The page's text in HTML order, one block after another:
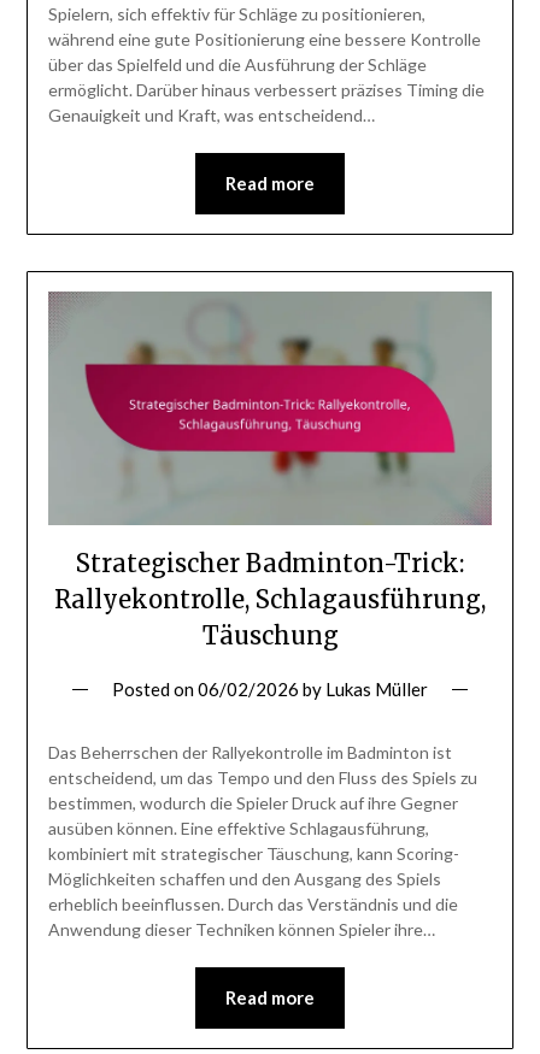
Spielern, sich effektiv für Schläge zu positionieren,
während eine gute Positionierung eine bessere Kontrolle
über das Spielfeld und die Ausführung der Schläge
ermöglicht. Darüber hinaus verbessert präzises Timing die
Genauigkeit und Kraft, was entscheidend…
Read more
Strategischer Badminton-Trick:
Rallyekontrolle, Schlagausführung,
Täuschung
Posted on06/02/2026 by Lukas Müller
Das Beherrschen der Rallyekontrolle im Badminton ist
entscheidend, um das Tempo und den Fluss des Spiels zu
bestimmen, wodurch die Spieler Druck auf ihre Gegner
ausüben können. Eine effektive Schlagausführung,
kombiniert mit strategischer Täuschung, kann Scoring-
Möglichkeiten schaffen und den Ausgang des Spiels
erheblich beeinflussen. Durch das Verständnis und die
Anwendung dieser Techniken können Spieler ihre…
Read more